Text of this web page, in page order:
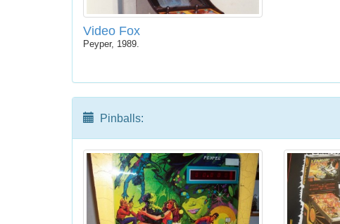
Video Fox
Peyper, 1989.
Pinballs: